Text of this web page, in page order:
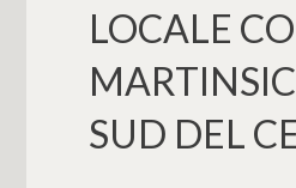
LOCALE
SUD DEL